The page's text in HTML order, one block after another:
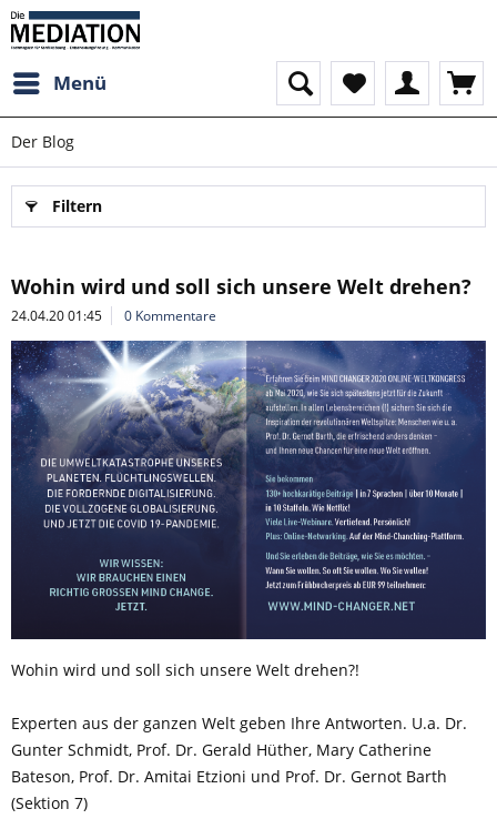
Menü
Der Blog
Filtern
Wohin wird und soll sich unsere Welt drehen?
24.04.20 01:45 0 Kommentare
Wohin wird und soll sich unsere Welt drehen?!
Experten aus der ganzen Welt geben Ihre Antworten. U.a. Dr.
Gunter Schmidt, Prof. Dr. Gerald Hüther, Mary Catherine
Bateson, Prof. Dr. Amitai Etzioni und Prof. Dr. Gernot Barth
(Sektion 7)